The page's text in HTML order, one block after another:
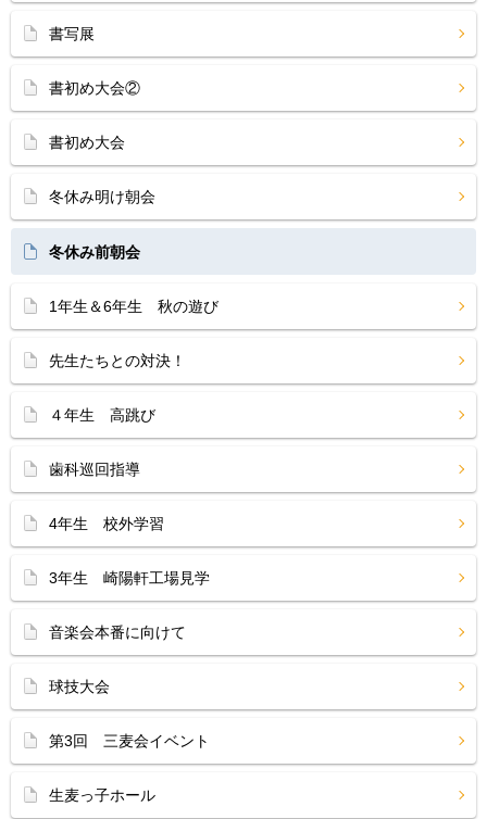
書写展
書初め大会②
書初め大会
冬休み明け朝会
冬休み前朝会
1年生＆6年生 秋の遊び
先生たちとの対決！
４年生 高跳び
歯科巡回指導
4年生 校外学習
3年生 崎陽軒工場見学
音楽会本番に向けて
球技大会
第3回 三麦会イベント
生麦っ子ホール